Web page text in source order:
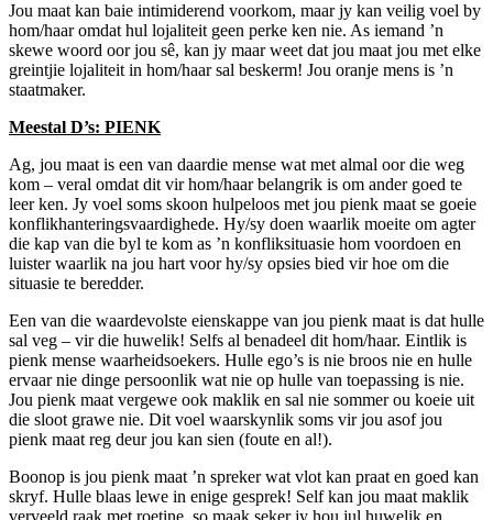
Jou maat kan baie intimiderend voorkom, maar jy kan veilig voel by
hom/haar omdat hul lojaliteit geen perke ken nie. As iemand ’n
skewe woord oor jou sê, kan jy maar weet dat jou maat jou met elke
greintjie lojaliteit in hom/haar sal beskerm! Jou oranje mens is ’n
staatmaker.
Meestal D’s: PIENK
Ag, jou maat is een van daardie mense wat met almal oor die weg
kom – veral omdat dit vir hom/haar belangrik is om ander goed te
leer ken. Jy voel soms skoon hulpeloos met jou pienk maat se goeie
konflikhanteringsvaardighede. Hy/sy doen waarlik moeite om agter
die kap van die byl te kom as ’n konfliksituasie hom voordoen en
luister waarlik na jou hart voor hy/sy opsies bied vir hoe om die
situasie te beredder.
Een van die waardevolste eienskappe van jou pienk maat is dat hulle
sal veg – vir die huwelik! Selfs al benadeel dit hom/haar. Eintlik is
pienk mense waarheidsoekers. Hulle ego’s is nie broos nie en hulle
ervaar nie dinge persoonlik wat nie op hulle van toepassing is nie.
Jou pienk maat vergewe ook maklik en sal nie sommer ou koeie uit
die sloot grawe nie. Dit voel waarskynlik soms vir jou asof jou
pienk maat reg deur jou kan sien (foute en al!).
Boonop is jou pienk maat ’n spreker wat vlot kan praat en goed kan
skryf. Hulle blaas lewe in enige gesprek! Self kan jou maat maklik